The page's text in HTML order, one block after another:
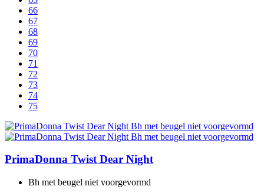
66
67
68
69
70
71
72
73
74
75
PrimaDonna TwistDear Night
Bh met beugel niet voorgevormd